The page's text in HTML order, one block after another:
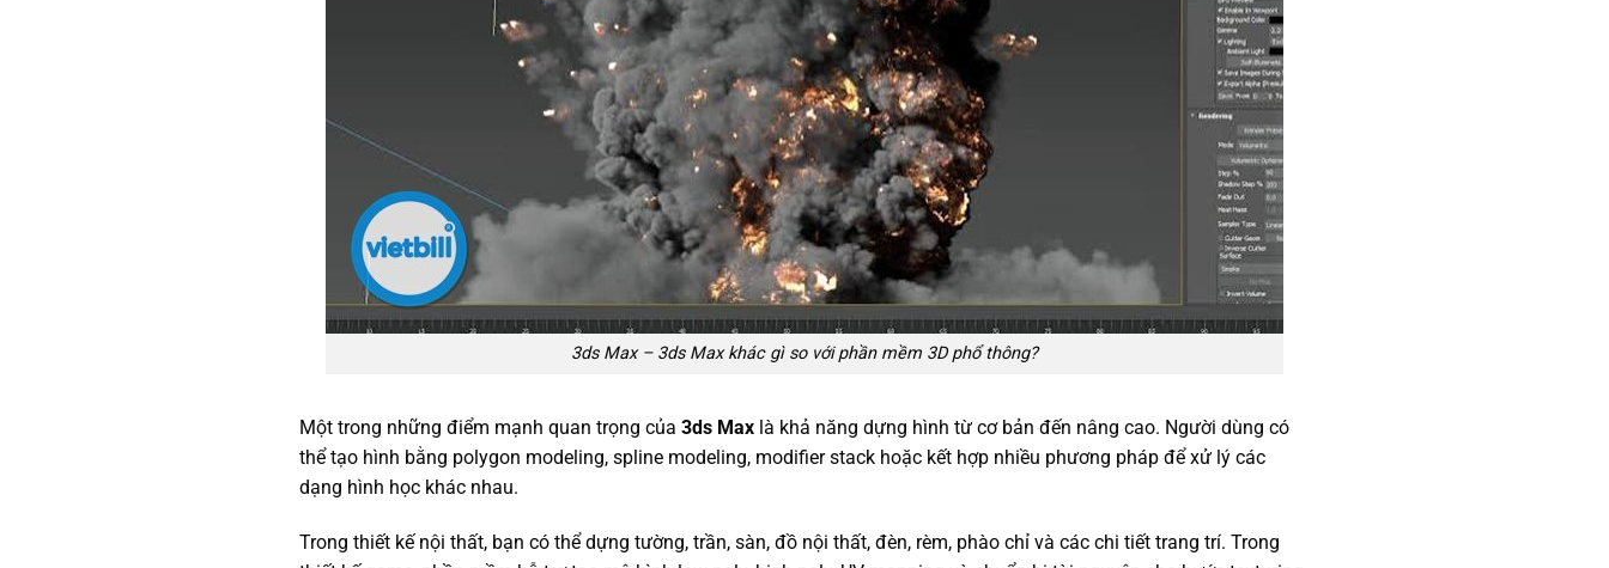
3ds Max – 3ds Max khác gì so với phần mềm 3D phổ thông?
Một trong những điểm mạnh quan trọng của 3ds Maxlà khả năng dựng hình từ cơ bản đến nâng cao. Người dùng có
thể tạo hình bằng polygon modeling, spline modeling, modifier stack hoặc kết hợp nhiều phương pháp để xử lý các
dạng hình học khác nhau.
Trong thiết kế nội thất, bạn có thể dựng tường, trần, sàn, đồ nội thất, đèn, rèm, phào chỉ và các chi tiết trang trí. Trong